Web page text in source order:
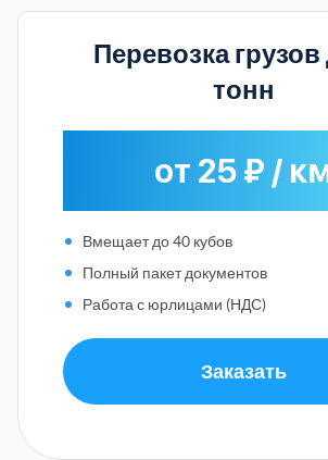
Перевозка грузов
тонн
от 25 ₽ /
Вмещает до 40 кубов
Полный пакет документов
Работа с юрлицами (НДС)
Заказать